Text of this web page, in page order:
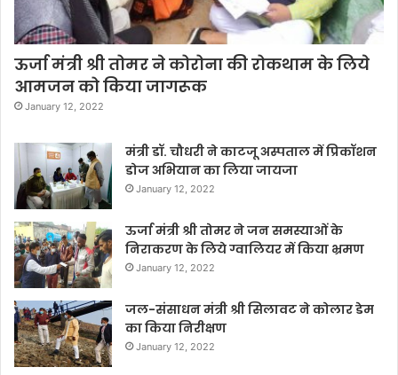
ऊर्जा मंत्री श्री तोमर ने कोरोना की रोकथाम के लिये
आमजन को किया जागरूक
January 12, 2022
मंत्री डॉ. चौधरी ने काटजू अस्पताल में प्रिकॉशन
डोज अभियान का लिया जायजा
January 12, 2022
ऊर्जा मंत्री श्री तोमर ने जन समस्याओं के
निराकरण के लिये ग्वालियर में किया भ्रमण
January 12, 2022
जल-संसाधन मंत्री श्री सिलावट ने कोलार डेम
का किया निरीक्षण
January 12, 2022